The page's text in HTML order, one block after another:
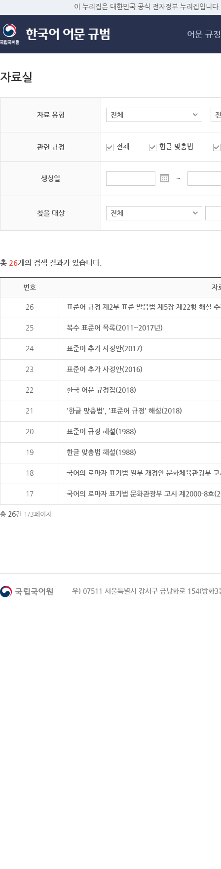
메
이 누리집은 대한민국 공식 전자정부 누리집입니다.
어문 규정
자료실
자료 유형
관련 규정 전체 한글 맞춤법
생성일 ~
찾을 대상
총 26개의 검색 결과가 있습니다.
번호 자
26 표준어 규정 제2부 표준 발음법 제5장 제22항 해설
25 복수 표준어 목록(2011~2017년)
24 표준어 추가 사정안(2017)
23 표준어 추가 사정안(2016)
22 한국 어문 규정집(2018)
21 '한글 맞춤법', '표준어 규정' 해설(2018)
20 표준어 규정 해설(1988)
19 한글 맞춤법 해설(1988)
18 국어의 로마자 표기법 일부 개정안 문화체육관광부
17 국어의 로마자 표기법 문화관광부 고시 제2000-8호
총 26건 1/3페이지
우) 07511 서울특별시 강서구 금낭화로 154(방화3